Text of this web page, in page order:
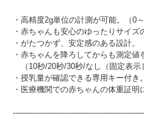
・高精度2g単位の計測が可能。（0
・赤ちゃんも安心のゆったりサイ
・がたつかず、安定感のある設計。
・赤ちゃんを降ろしてからも測定
（10秒/20秒/30秒/なし（固定表示
・授乳量が確認できる専用キー付き
・医療機関での赤ちゃんの体重証明